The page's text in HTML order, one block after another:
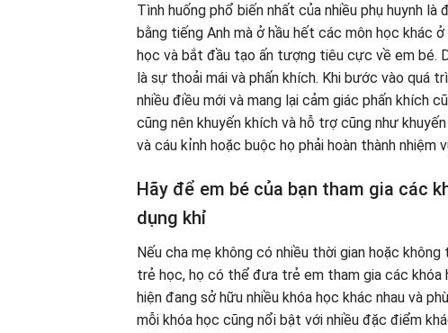
Tình huống phổ biến nhất của nhiều phụ huynh
bằng tiếng Anh mà ở hầu hết các môn học khác
học và bắt đầu tạo ấn tượng tiêu cực về em bé.
là sự thoải mái và phấn khích. Khi bước vào quá
nhiều điều mới và mang lại cảm giác phấn khích
cũng nên khuyến khích và hỗ trợ cũng như
và cáu kỉnh hoặc buộc họ phải hoàn thành nhiệm
Hãy để em bé của bạn tham gia các
dụng khỉ
Nếu cha mẹ không có nhiều thời gian hoặc
trẻ học, họ có thể đưa trẻ em tham gia các khóa
hiện đang sở hữu nhiều khóa học khác nhau và
mỗi khóa học cũng nổi bật với nhiều đặc điểm